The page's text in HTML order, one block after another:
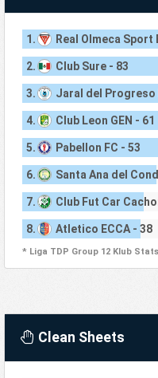
1. Real Olmeca
2. Club Sure - 83
3. Jaral del Progreso
4. Club Leon GEN - 61
5. Pabellon FC - 53
6. Santa Ana del
7. Club Fut Car
8. Atletico ECCA - 38
* Liga TDP Group 12 Klub
Clean Sheets